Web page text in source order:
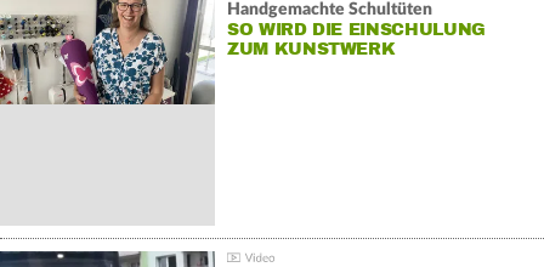
Handgemachte Schultüten
SO WIRD DIE EINSCHULUNG
ZUM KUNSTWERK